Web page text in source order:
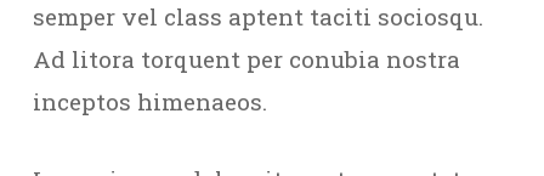
semper vel class aptent taciti sociosqu.
Ad litora torquent per conubia nostra
inceptos himenaeos.